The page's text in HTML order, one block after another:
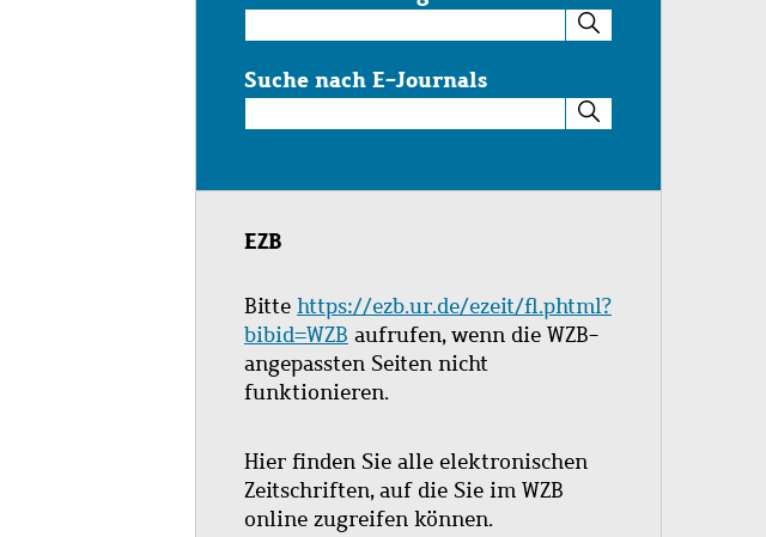
im
Katalog
Suche nach E-Journals
nach
Journals
EZB
Bitte https://ezb.ur.de/ezeit/fl.phtml?
bibid=WZB aufrufen, wenn die WZB-
angepassten Seiten nicht
funktionieren.
Hier finden Sie alle elektronischen
Zeitschriften, auf die Sie im WZB
online zugreifen können.